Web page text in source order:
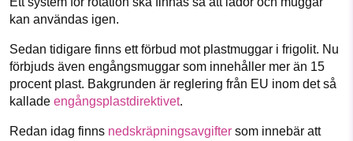
kan användas igen.
Sedan tidigare finns ett förbud mot plastmuggar i frigolit. Nu
förbjuds även engångsmuggar som innehåller mer än 15
procent plast. Bakgrunden är reglering från EU inom det så
kallade engångsplastdirektivet.
Redan idag finns nedskräpningsavgifter som innebär att